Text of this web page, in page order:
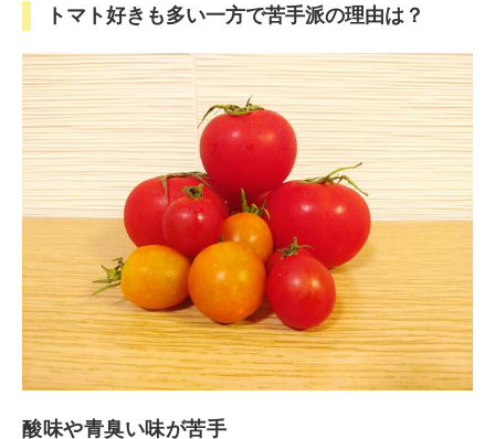
トマト好きも多い一方で苦手派の理由は？
酸味や青臭い味が苦手